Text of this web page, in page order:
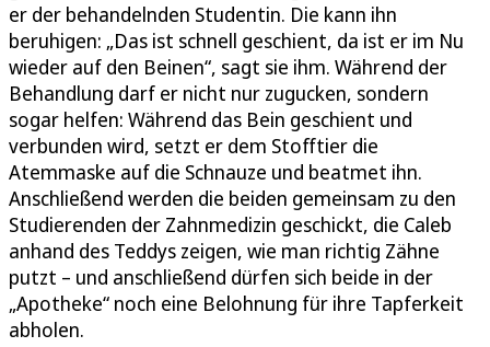
er der behandelnden Studentin. Die kann ihn
beruhigen: „Das ist schnell geschient, da ist er im Nu
wieder auf den Beinen“, sagt sie ihm. Während der
Behandlung darf er nicht nur zugucken, sondern
sogar helfen: Während das Bein geschient und
verbunden wird, setzt er dem Stofftier die
Atemmaske auf die Schnauze und beatmet ihn.
Anschließend werden die beiden gemeinsam zu den
Studierenden der Zahnmedizin geschickt, die Caleb
anhand des Teddys zeigen, wie man richtig Zähne
putzt – und anschließend dürfen sich beide in der
„Apotheke“ noch eine Belohnung für ihre Tapferkeit
abholen.